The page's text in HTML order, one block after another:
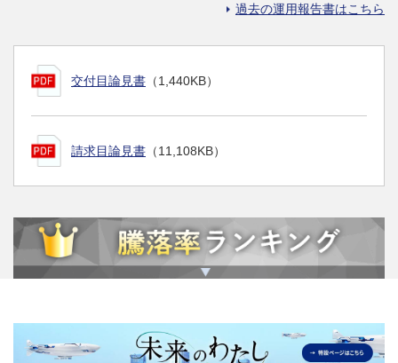
過去の運用報告書はこちら
交付目論見書 （1,440KB）
請求目論見書 （11,108KB）